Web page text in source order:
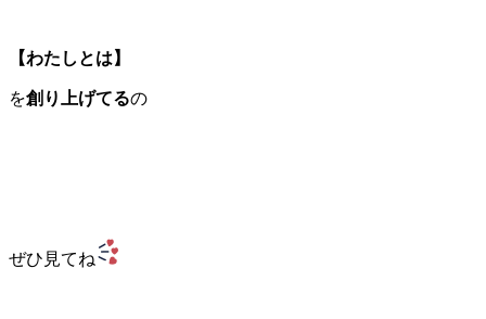
【わたしとは】
を創り上げてるの
ぜひ見てね